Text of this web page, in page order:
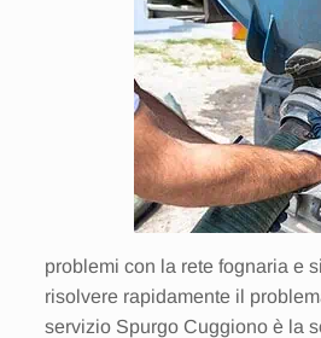
problemi con la rete fognaria e
risolvere rapidamente il
servizio Spurgo Cuggiono è la